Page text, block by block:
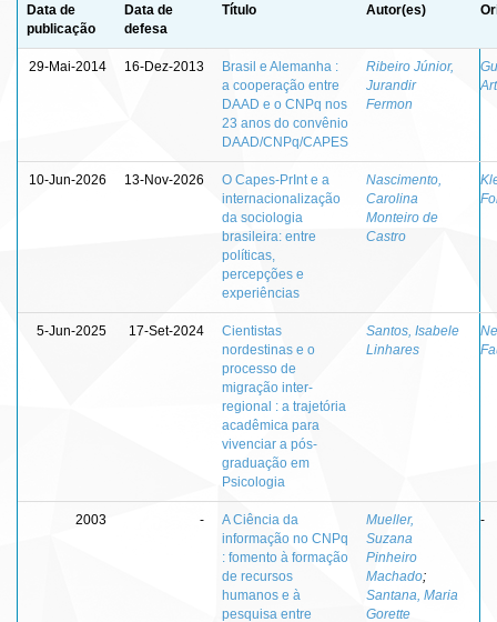
Data de
publicação
Data de
defesa
Título Autor(es)
29-Mai-2014 16-Dez-2013
Brasil e Alemanha :
a cooperação entre
DAAD e o CNPq nos
23 anos do convênio
DAAD/CNPq/CAPES
Ribeiro Júnior,
Jurandir
Fermon
10-Jun-2026 13-Nov-2026
O Capes-PrInt e a
internacionalização
da sociologia
brasileira: entre
políticas,
percepções e
experiências
Nascimento,
Carolina
Monteiro de
Castro
5-Jun-2025 17-Set-2024
Cientistas
nordestinas e o
processo de
migração inter-
regional : a trajetória
acadêmica para
vivenciar a pós-
graduação em
Psicologia
Santos, Isabele
Linhares
2003 -
A Ciência da
informação no CNPq
: fomento à formação
de recursos
humanos e à
pesquisa entre
Mueller,
Suzana
Pinheiro
Machado;
Santana, Maria
Gorette
-